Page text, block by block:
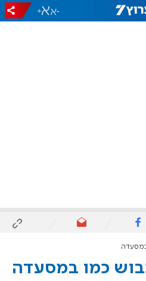
-
+
במסעדה
כמו במסעדה